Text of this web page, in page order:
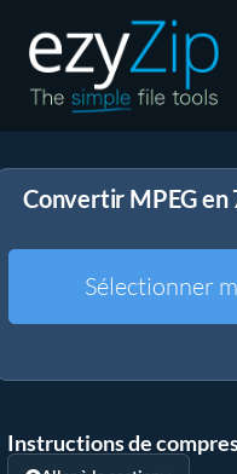
Décompresser
Autres outils
Convertir MPEG en
Sélectionner
Instructions de